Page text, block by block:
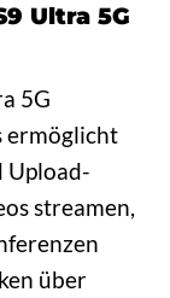
Ultra 5G
5G
ermöglicht
Upload-
streamen,
über